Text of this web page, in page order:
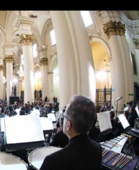
st ar
tir
de
dos
junto
al
Sami